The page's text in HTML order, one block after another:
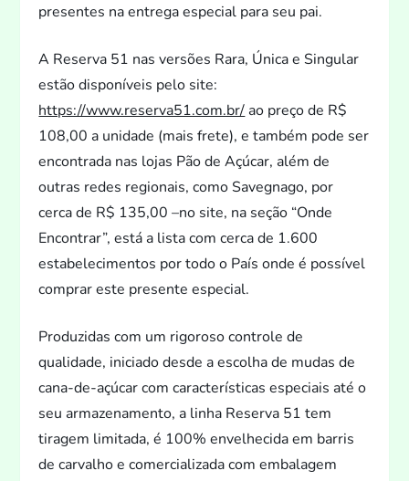
presentes na entrega especial para seu pai.
A Reserva 51 nas versões Rara, Única e Singular
estão disponíveis pelo site:
https://www.reserva51.com.br/ ao preço de R$
108,00 a unidade (mais frete), e também pode ser
encontrada nas lojas Pão de Açúcar, além de
outras redes regionais, como Savegnago, por
cerca de R$ 135,00 –no site, na seção “Onde
Encontrar”, está a lista com cerca de 1.600
estabelecimentos portodo o País onde é possível
comprar este presente especial.
Produzidas com um rigoroso controle de
qualidade, iniciado desde a escolha de mudas de
cana-de-açúcar com características especiais até o
seu armazenamento, a linha Reserva 51 tem
tiragem limitada, é 100% envelhecida em barris
de carvalho e comercializada com embalagem